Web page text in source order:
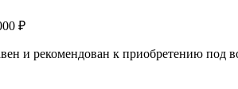
₽
и рекомендован к приобретению под